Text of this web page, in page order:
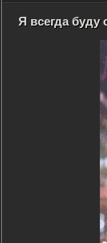
Я всегда буду